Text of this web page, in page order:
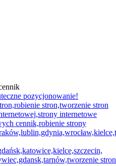
pozycjonowanie!